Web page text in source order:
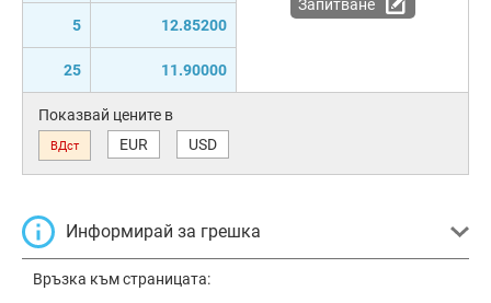
5 12.85200
25 11.90000
Запитване
Показвай цените в
ВДст EUR USD
Информирай за грешка
Връзка към страницата: